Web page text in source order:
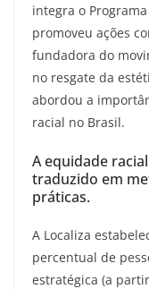
integra o
promoveu ações
fundadora do
no resgate da
abordou a
racial no Brasil.
A equidade
traduzido em
práticas.
A Localiza
percentual de
estratégica (a